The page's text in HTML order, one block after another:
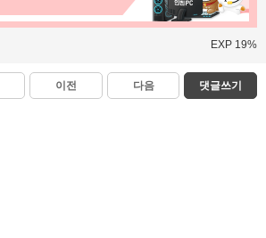
EXP 19%
이전 다음 댓글쓰기